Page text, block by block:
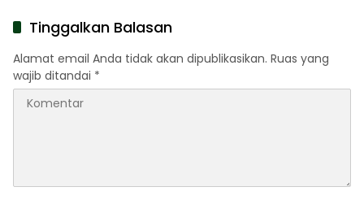
Tinggalkan Balasan
Alamat email Anda tidak akan dipublikasikan. Ruas yang
wajib ditandai *